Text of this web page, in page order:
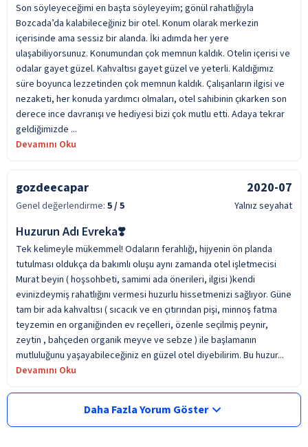
Son söyleyeceğimi en başta söyleyeyim; gönül rahatlığıyla
Bozcada’da kalabileceğiniz bir otel. Konum olarak merkezin
içerisinde ama sessiz bir alanda. İki adımda her yere
ulaşabiliyorsunuz. Konumundan çok memnun kaldık. Otelin içerisi ve
odalar gayet güzel. Kahvaltısı gayet güzel ve yeterli. Kaldığımız
süre boyunca lezzetinden çok memnun kaldık. Çalışanların ilgisi ve
nezaketi, her konuda yardımcı olmaları, otel sahibinin çıkarken son
derece ince davranışı ve hediyesi bizi çok mutlu etti. Adaya tekrar
geldiğimizde ...
Devamını Oku
gozdeecapar 2020-07
Genel değerlendirme: 5/ 5 Yalnız seyahat
Huzurun Adı Evreka❣️
Tek kelimeyle mükemmel! Odaların ferahlığı, hijyenin ön planda
tutulması oldukça da bakımlı oluşu aynı zamanda otel işletmecisi
Murat beyin ( hoşsohbeti, samimi ada önerileri, ilgisi )kendi
evinizdeymiş rahatlığını vermesi huzurlu hissetmenizi sağlıyor. Güne
tam bir ada kahvaltısı ( sıcacık ve en çıtırından pişi, minnoş fatma
teyzemin en organiğinden ev reçelleri, özenle seçilmiş peynir,
zeytin , bahçeden organik meyve ve sebze ) ile başlamanın
mutluluğunu yaşayabileceğiniz en güzel otel diyebilirim. Bu huzur...
Devamını Oku
Daha Fazla Yorum Göster